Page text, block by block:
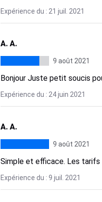
Expérience du : 21 juil. 2021
A. A.
9 août 2021
Bonjour Juste petit soucis
Expérience du : 24 juin 2021
A. A.
9 août 2021
Simple et efficace. Les
Expérience du : 9 juil. 2021